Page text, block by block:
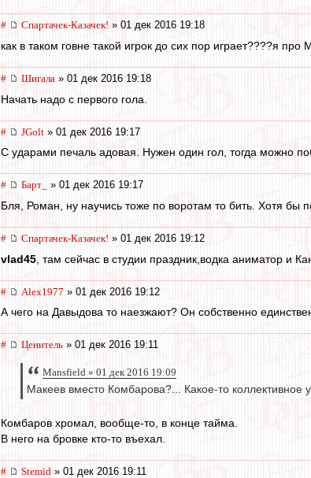
# Спартачек-Казачек! » 01 дек 2016 19:18
как в таком говне такой игрок до сих пор играет????я про
# Шигала » 01 дек 2016 19:18
Начать надо с первого гола.
# JGolt » 01 дек 2016 19:17
С ударами печаль адовая. Нужен один гол, тогда можно
# Барт_ » 01 дек 2016 19:17
Бля, Роман, ну научись тоже по воротам то бить. Хотя бы
# Спартачек-Казачек! » 01 дек 2016 19:12
vlad45 , там сейчас в студии праздник,водка аниматор и
# Alex1977 » 01 дек 2016 19:12
А чего на Давыдова то наезжают? Он собственно
# Ценитель » 01 дек 2016 19:11
Mansfield » 01 дек 2016 19:09
Макеев вместо Комбарова?... Какое-то коллективное
Комбаров хромал, вообще-то, в конце тайма.
В него на бровке кто-то въехал.
# Stemid » 01 дек 2016 19:11